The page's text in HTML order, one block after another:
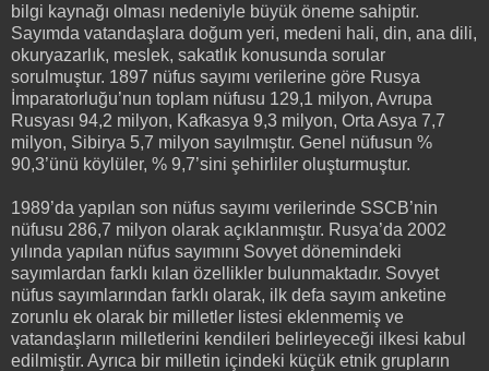
bilgi kaynağı olması nedeniyle büyük öneme sahiptir.
Sayımda vatandaşlara doğum yeri, medeni hali, din, ana dili,
okuryazarlık, meslek, sakatlık konusunda sorular
sorulmuştur. 1897 nüfus sayımı verilerine göre Rusya
İmparatorluğu’nun toplam nüfusu 129,1 milyon, Avrupa
Rusyası 94,2 milyon, Kafkasya 9,3 milyon, Orta Asya 7,7
milyon, Sibirya 5,7 milyon sayılmıştır. Genel nüfusun %
90,3’ünü köylüler, % 9,7’sini şehirliler oluşturmuştur.
1989’da yapılan son nüfus sayımı verilerinde SSCB’nin
nüfusu 286,7 milyon olarak açıklanmıştır. Rusya’da 2002
yılında yapılan nüfus sayımını Sovyet dönemindeki
sayımlardan farklı kılan özellikler bulunmaktadır. Sovyet
nüfus sayımlarından farklı olarak, ilk defa sayım anketine
zorunlu ek olarak bir milletler listesi eklenmemiş ve
vatandaşların milletlerini kendileri belirleyeceği ilkesi kabul
edilmiştir. Ayrıca bir milletin içindeki küçük etnik grupların